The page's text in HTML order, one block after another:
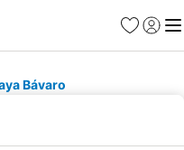
Favoritos
Iniciar
Bávaro